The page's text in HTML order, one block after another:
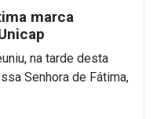
marca
na tarde desta
Senhora de Fátima,